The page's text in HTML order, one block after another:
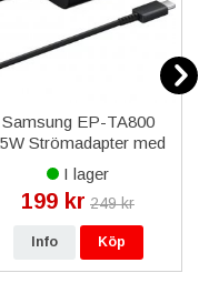
Samsung EP-TA800
Strömadapter med
USB-Typ C kabel 1m
Original - Svart
I lager
199 kr 249 kr
Info Köp